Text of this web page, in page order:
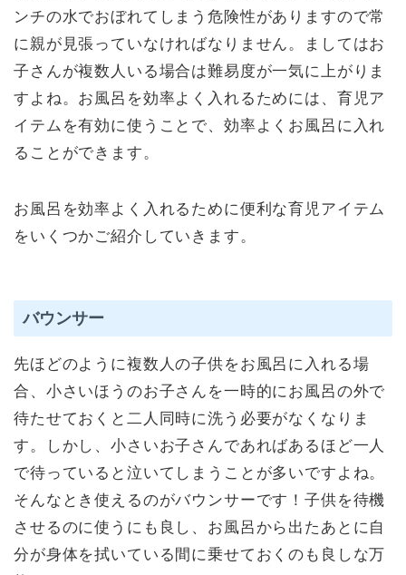
ンチの水でおぼれてしまう危険性がありますので常
に親が見張っていなければなりません。ましてはお
子さんが複数人いる場合は難易度が一気に上がりま
すよね。お風呂を効率よく入れるためには、育児ア
イテムを有効に使うことで、効率よくお風呂に入れ
ることができます。
お風呂を効率よく入れるために便利な育児アイテム
をいくつかご紹介していきます。
バウンサー
先ほどのように複数人の子供をお風呂に入れる場
合、小さいほうのお子さんを一時的にお風呂の外で
待たせておくと二人同時に洗う必要がなくなりま
す。しかし、小さいお子さんであればあるほど一人
で待っていると泣いてしまうことが多いですよね。
そんなとき使えるのがバウンサーです！子供を待機
させるのに使うにも良し、お風呂から出たあとに自
分が身体を拭いている間に乗せておくのも良しな万